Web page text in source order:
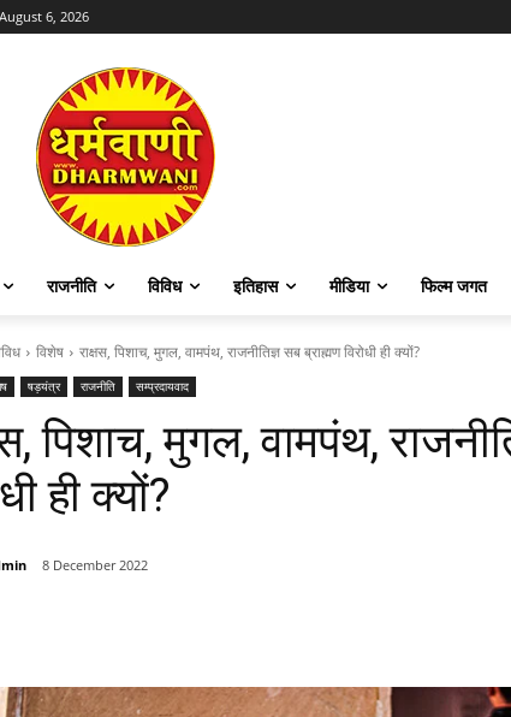
6, 2026
राजनीति विविध इतिहास मीडिया फिल्म जगत
विशेष राक्षस, पिशाच, मुगल, वामपंथ, राजनीतिज्ञ सब ब्राह्मण विरोधी ही क्यों?
षड़यंत्र राजनीति सम्प्रदायवाद
पिशाच, मुगल, वामपंथ,
ही क्यों?
8 December 2022